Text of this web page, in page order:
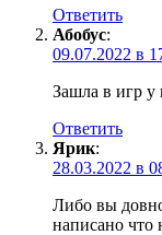
Ответить
Абобус:
09.07.2022 в
Зашла в игр у
Ответить
Ярик:
28.03.2022 в
Либо вы
написано что